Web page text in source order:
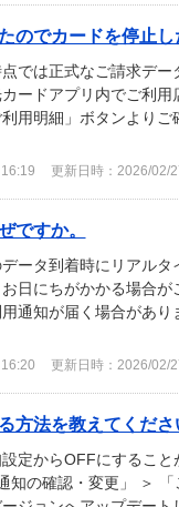
のでカードを停止し
では正式なご請求デー
ードアプリ内でご利
用明細」ボタンより
更新日時：2026/02/
ですか。
ータ到着時にリアル
日にちがかかる場合
通知が届く場合があ
更新日時：2026/02/
方法を教えてくださ
定からOFFにするこ
知の確認・変更」 ＞